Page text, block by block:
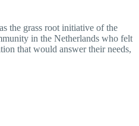
the grass root initiative of the
in the Netherlands who felt
that would answer their needs,